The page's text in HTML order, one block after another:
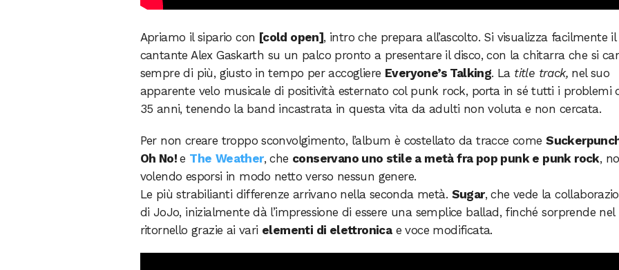
Apriamo il sipario con [cold open], intro che prepara all’ascolto. Si visualizza facilmente il
cantante Alex Gaskarth su un palco pronto a presentare il disco, con la chitarra che si
sempre di più, giusto in tempo per accogliere Everyone’s Talking. La title track,nel suo
apparente velo musicale di positività esternato col punk rock, porta in sé tutti i problemi
35 anni, tenendo la band incastrata in questa vita da adulti non voluta e non cercata.
Per non creare troppo sconvolgimento, l’album è costellato da tracce come
Oh No!e The Weather, che conservano uno stile a metà fra pop punk e punk rock,
volendo esporsi in modo netto verso nessun genere.
Le più strabilianti differenze arrivano nella seconda metà. Sugar, che vede la
di JoJo, inizialmente dà l’impressione di essere una semplice ballad, finché sorprende nel
ritornello grazie ai vari elementi di elettronicae voce modificata.